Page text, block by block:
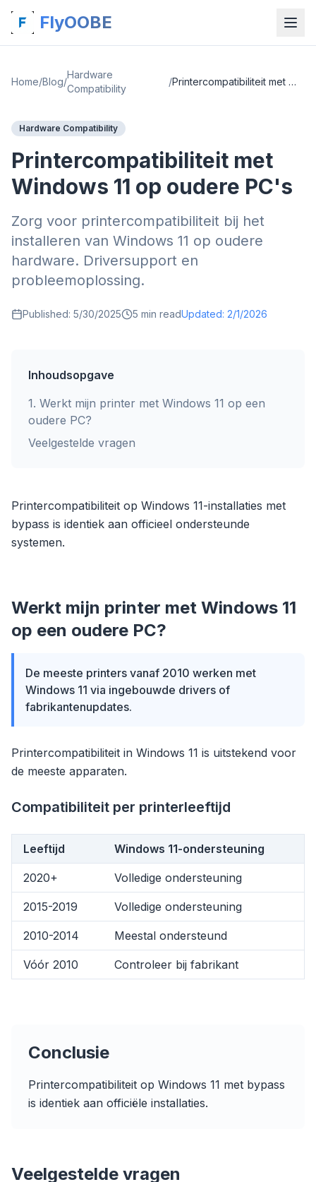
FlyOOBE
Home/Blog/
Hardware
Compatibility
/ Printercompatibiliteit met Windows 11 op oudere PC's
Hardware Compatibility
Printercompatibiliteit met
Windows 11 op oudere PC's
Zorg voor printercompatibiliteit bij het
installeren van Windows 11 op oudere
hardware. Driversupport en
probleemoplossing.
Published: 5/30/2025 5 min readUpdated: 2/1/2026
Inhoudsopgave
1. Werkt mijn printer met Windows 11 op een
oudere PC?
Veelgestelde vragen
Printercompatibiliteit op Windows 11-installaties met
bypass is identiek aan officieel ondersteunde
systemen.
Werkt mijn printer met Windows 11
op een oudere PC?
De meeste printers vanaf 2010 werken met
Windows 11 via ingebouwde drivers of
fabrikantenupdates.
Printercompatibiliteit in Windows 11 is uitstekend voor
de meeste apparaten.
Compatibiliteit per printerleeftijd
Leeftijd Windows 11-ondersteuning
2020+ Volledige ondersteuning
2015-2019 Volledige ondersteuning
2010-2014 Meestal ondersteund
Vóór 2010 Controleer bij fabrikant
Conclusie
Printercompatibiliteit op Windows 11 met bypass
is identiek aan officiële installaties.
Veelgestelde vragen
flyoobe
BrowserOptimizer